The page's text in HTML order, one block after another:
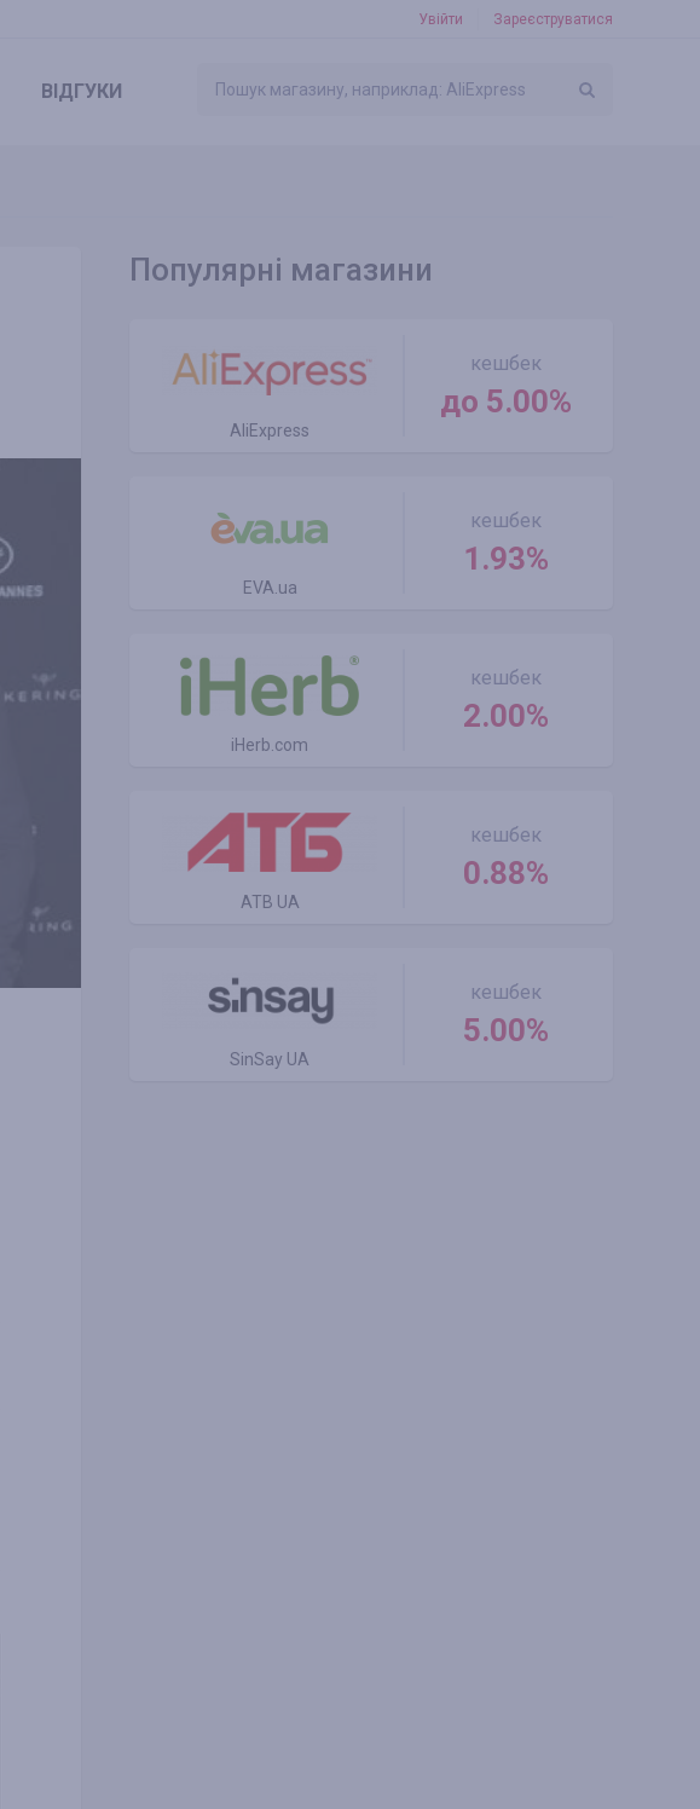
Увійти Зареєструватися
ВІДГУКИ
Популярні магазини
AliExpress
кешбек
до 5.00%
EVA.ua
кешбек
1.93%
iHerb.com
кешбек
2.00%
ATB UA
кешбек
0.88%
SinSay UA
кешбек
5.00%